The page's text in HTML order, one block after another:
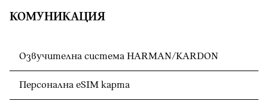
КОМУНИКАЦИЯ
Озвучителна система HARMAN/KARDON
Персонална eSIM карта